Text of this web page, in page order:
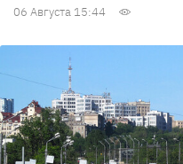
06 Августа 15:44